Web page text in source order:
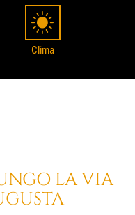
Clima
LAVIA